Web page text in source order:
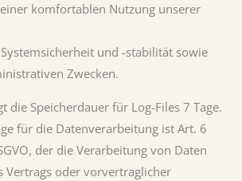
komfortablen Nutzung unserer
und -stabilität sowie
Zwecken.
die Speicherdauer für Log-Files 7 Tage.
für die Datenverarbeitung ist Art. 6
der die Verarbeitung von Daten
Vertrags oder vorvertraglicher